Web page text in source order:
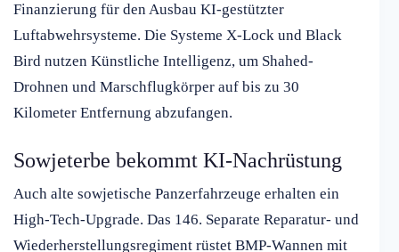
Finanzierung für den Ausbau KI-gestützter
Luftabwehrsysteme. Die Systeme X-Lock und Black
Bird nutzen Künstliche Intelligenz, um Shahed-
Drohnen und Marschflugkörper auf bis zu 30
Kilometer Entfernung abzufangen.
Sowjeterbe bekommt KI-Nachrüstung
Auch alte sowjetische Panzerfahrzeuge erhalten ein
High-Tech-Upgrade. Das 146. Separate Reparatur- und
Wiederherstellungsregiment rüstet BMP-Wannen mit